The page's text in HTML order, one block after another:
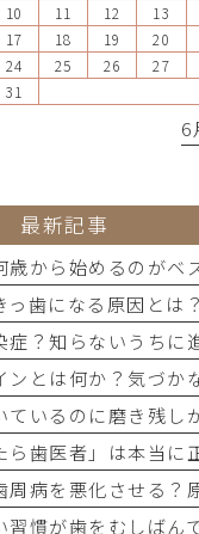
10 11 12 13
17 18 19 20
24 25 26 27
31
6
最新記事